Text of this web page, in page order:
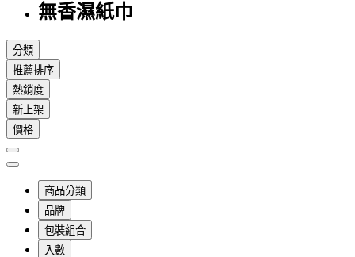
無香濕紙巾
分類
推薦排序
熱銷度
新上架
價格
商品分類
品牌
包裝組合
入數